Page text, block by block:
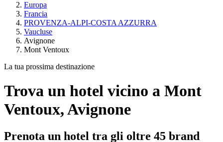
Europa
Francia
PROVENZA-ALPI-COSTA AZZURRA
Vaucluse
Avignone
Mont Ventoux
La tua prossima destinazione
Trova un hotel vicino a Mont
Ventoux, Avignone
Prenota un hotel tra gli oltre 45 brand